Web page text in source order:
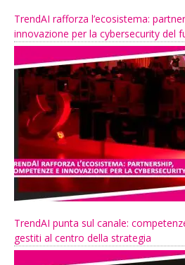
TrendAI rafforza l’ecosistema:
innovazione per la cybersecurity del
TrendAI punta sul canale:
gestiti al centro della strategia